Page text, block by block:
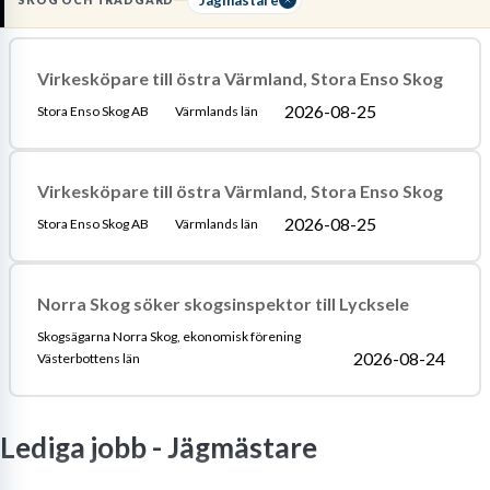
att optimera skogens värde.
Löneguide Arbetsuppgifter Utbildningsguide
Virkesköpare till östra Värmland, Stora Enso Skog
Stora Enso Skog AB Värmlands län 2026-08-25
Virkesköpare till östra Värmland, Stora Enso Skog
Stora Enso Skog AB Värmlands län 2026-08-25
Norra Skog söker skogsinspektor till Lycksele
Skogsägarna Norra Skog, ekonomisk förening
Västerbottens län
2026-08-24
Lediga jobb -Jägmästare